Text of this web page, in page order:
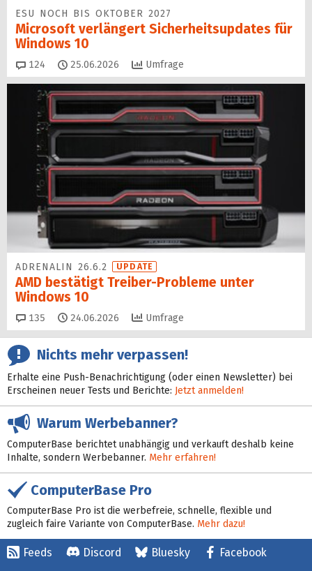
ESU NOCH BIS OKTOBER 2027
Microsoft verlängert Sicherheitsupdates für
Windows 10
124 Kommentare
25.06.2026 Umfrage
ADRENALIN 26.6.2 UPDATE
AMD bestätigt Treiber-Probleme unter
Windows 10
135 Kommentare
24.06.2026 Umfrage
Nichts mehr verpassen!
Erhalte eine Push-Benachrichtigung (oder einen Newsletter) bei
Erscheinen neuer Tests und Berichte: Jetzt anmelden!
Warum Werbebanner?
ComputerBase berichtet unabhängig und verkauft deshalb keine
Inhalte, sondern Werbebanner. Mehr erfahren!
ComputerBase Pro
ComputerBase Pro ist die werbefreie, schnelle, flexible und
zugleich faire Variante von ComputerBase. Mehr dazu!
Feeds Discord Bluesky Facebook